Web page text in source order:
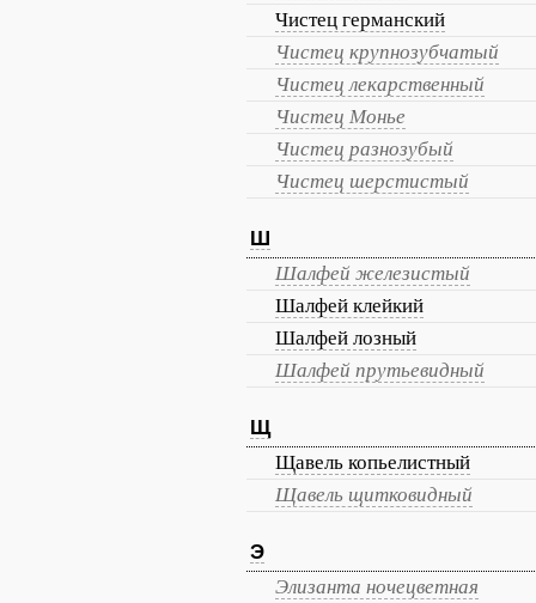
Чистец германский
Чистец крупнозубчатый
Чистец лекарственный
Чистец Монье
Чистец разнозубый
Чистец шерстистый
Ш
Шалфей железистый
Шалфей клейкий
Шалфей лозный
Шалфей прутьевидный
Щ
Щавель копьелистный
Щавель щитковидный
Э
Элизанта ночецветная